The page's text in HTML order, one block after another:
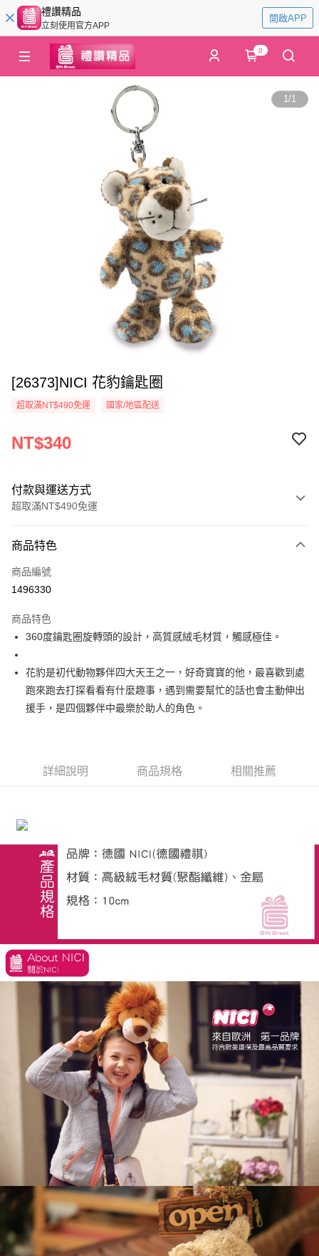
禮讚精品
立刻使用官方APP
開啟APP
0
1/1
[26373]NICI 花豹鑰匙圈
超取滿NT$490免運 國家/地區配送
NT$340
付款與運送方式
超取滿NT$490免運
信用卡一次付款
超商取貨付款
Apple Pay
街口支付
悠遊付
AFTEE先享後付
便利好安心！
１．於結帳方式選擇「AFTEE先享後付」後，將跳轉至「AFTEE先享後付」
結帳頁面，進行簡訊認證並確認金額後，即可完成結帳。
２．訂單成立數日內，您將收到繳費通知簡訊。
３．收到繳費通知簡訊後14天內，點擊此簡訊中的連結，可透過四大超商／
ATM／網路銀行／等多元方式進行付款，方視為交易完成。
※ 請注意：結帳手續完成當下不需立刻繳費，但若您需要取消訂單，請聯絡
購買商品的店家。未經商家同意取消之訂單仍視為有效，需透過AFTEE先享
後付繳納相關費用。
※ 交易是否成功請以「AFTEE先享後付 」之結帳頁面顯示為準，若有關於
是否繳費成功／繳費後需取消欲退款等相關疑問，請聯繫「AFTEE先享後付
客戶支援中心」https://netprotections.freshdesk.com/support/home
１．透過由恩沛科技股份有限公司提供之「AFTEE先享後付」服務完成之交
易，需依本服務之必要範圍內提供個人資料，並將交易相關給付款項請求債
權轉讓予恩沛科技股份有限公司。
２．關於個人資料處理事宜，請瀏覽以下網址：
https://aftee.tw/terms/#terms3
３．未成年的使用者請事先徵得法定代理人或監護人之同意方可使用
「AFTEE先享後付」，若未經同意申辦者引起之損失，本公司不負相關責
４．使用「AFTEE先享後付」時，將依據個別帳號之用戶狀況，依本公司即
時審查核予不同之上限額度；若仍有額度不足之情形，本公司將視審查結果
請求用戶進行身份認證。
５．嚴禁一人註冊多個帳號或使用他人資訊註冊。若發現惡意使用之情形，
恩沛科技股份有限公司將有權停止該用戶之使用額度並採取法律行動。
每筆NT$100，滿NT$490(含以上)免運費
7-11付款取貨
每筆NT$100，滿NT$490(含以上)免運費
海外國家
商品特色
商品編號
1496330
商品特色
360度鑰匙圈旋轉頭的設計，高質感絨毛材質，觸感極佳。
花豹是初代動物夥伴四大天王之一，好奇寶寶的他，最喜歡到處
跑來跑去打探看看有什麼趣事，遇到需要幫忙的話也會主動伸出
援手，是四個夥伴中最樂於助人的角色。
詳細說明 商品規格 相關推薦